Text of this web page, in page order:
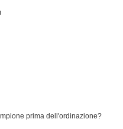
prima dell'ordinazione?